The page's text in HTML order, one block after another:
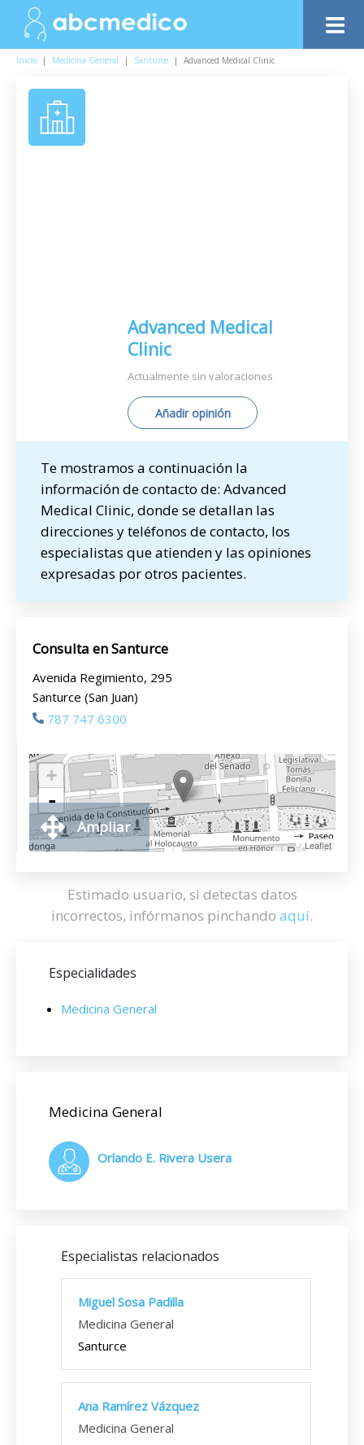
Inicio | Medicina General | Santurce | Advanced Medical Clinic
Advanced Medical
Clinic
Actualmente sin valoraciones
Añadir opinión
Te mostramos a continuación la
información de contacto de: Advanced
Medical Clinic, donde se detallan las
direcciones y teléfonos de contacto, los
especialistas que atienden y las opiniones
expresadas por otros pacientes.
Consulta en Santurce
Avenida Regimiento, 295
Santurce (San Juan)
787 747 6300
+
-
Leaflet
Ampliar
Estimado usuario, si detectas datos
incorrectos, infórmanos pinchando aquí.
Especialidades
Medicina General
Medicina General
Orlando E. Rivera Usera
Especialistas relacionados
Miguel Sosa Padilla
Medicina General
Santurce
Ana Ramírez Vázquez
Medicina General